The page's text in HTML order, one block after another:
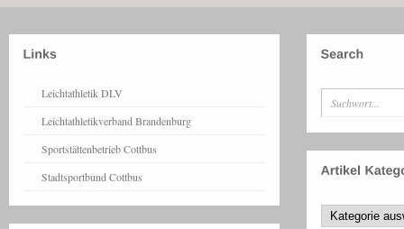
Leichtathletik DLV
Leichtathletikverband Brandenburg
Sportstättenbetrieb Cottbus
Stadtsportbund Cottbus